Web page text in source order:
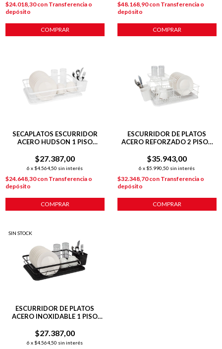
$24.018,30con Transferencia o
depósito
COMPRAR
$48.168,90con Transferencia o
depósito
COMPRAR
SECAPLATOS ESCURRIDOR
ACERO HUDSON 1 PISO
BLANCO SP09
$27.387,00
6 x $4.564,50 sin interés
$24.648,30con Transferencia o
depósito
COMPRAR
ESCURRIDOR DE PLATOS
ACERO REFORZADO 2 PISOS
$35.943,00
6 x $5.990,50 sin interés
$32.348,70con Transferencia o
depósito
COMPRAR
SIN STOCK
ESCURRIDOR DE PLATOS
ACERO INOXIDABLE 1 PISO
$27.387,00
6 x $4.564,50 sin interés